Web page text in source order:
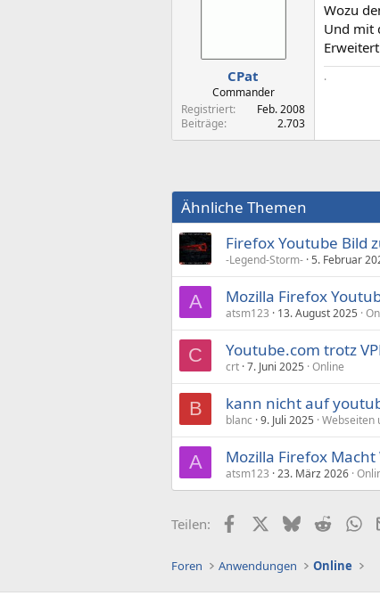
CPat
Commander
Registriert
Feb. 2008
Beiträge
2.703
Wozu
Und mit
.
Ähnliche Themen
Firefox Youtube Bild
-Legend-Storm- 5. Februar
A Mozilla Firefox
atsm123 13. August 2025
C Youtube.com trotz
crt 7. Juni 2025 Online
B kann nicht auf
blanc 9. Juli 2025 Webseiten
A Mozilla Firefox Macht
atsm123 23. März 2026
Teilen: FacebookX (Twitter)
BlueskyReddit
Foren Anwendungen Online